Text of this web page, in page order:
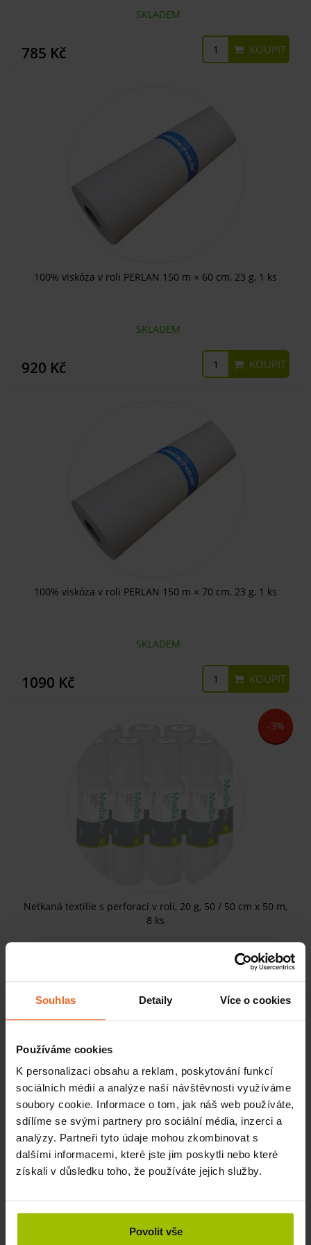
Souhlas Detaily Více o cookies
Používáme cookies
K personalizaci obsahu a reklam, poskytování funkcí
sociálních médií a analýze naší návštěvnosti využíváme
soubory cookie. Informace o tom, jak náš web používáte,
sdílíme se svými partnery pro sociální média, inzerci a
analýzy. Partneři tyto údaje mohou zkombinovat s
dalšími informacemi, které jste jim poskytli nebo které
získali v důsledku toho, že používáte jejich služby.
Povolit vše
SKLADEM
785 Kč KOUPIT
100% viskóza v roli PERLAN 150 m × 60 cm, 23 g, 1 ks
SKLADEM
920 Kč KOUPIT
100% viskóza v roli PERLAN 150 m × 70 cm, 23 g, 1 ks
SKLADEM
1090 Kč KOUPIT
-3%
Netkaná textilie s perforací v roli, 20 g, 50 / 50 cm x 50 m,
8 ks
1200 Kč
1164 Kč KOUPIT
8 ks